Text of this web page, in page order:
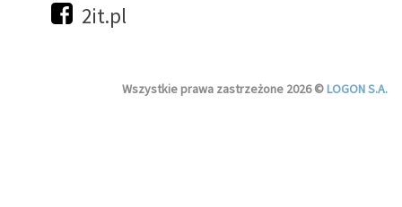
2it.pl
Wszystkie prawa zastrzeżone 2026 ©LOGON S.A.